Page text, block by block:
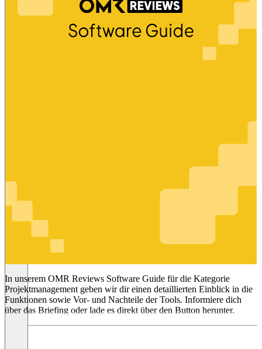
Projektmanagement
In unserem OMR Reviews Software Guide für die Kategorie
Projektmanagement geben wir dir einen detaillierten Einblick in die
Funktionen sowie Vor- und Nachteile der Tools. Informiere dich
über das Briefing oder lade es direkt über den Button herunter.